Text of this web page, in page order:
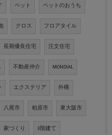
ペット ペットのおうち
クロス フロアタイル
長期優良住宅 注文住宅
不動産仲介 MONDIAL
エクステリア 外構
八尾市 柏原市 東大阪市
家づくり 3階建て